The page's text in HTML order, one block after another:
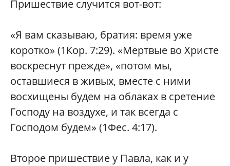
Пришествие случится вот-вот:
«Я вам сказываю, братия: время уже
коротко» (1Кор. 7:29). «Мертвые во Христе
воскреснут прежде», «потом мы,
оставшиеся в живых, вместе с ними
восхищены будем на облаках в сретение
Господу на воздухе, и так всегда с
Господом будем» (1Фес. 4:17).
Второе пришествие у Павла, как и у